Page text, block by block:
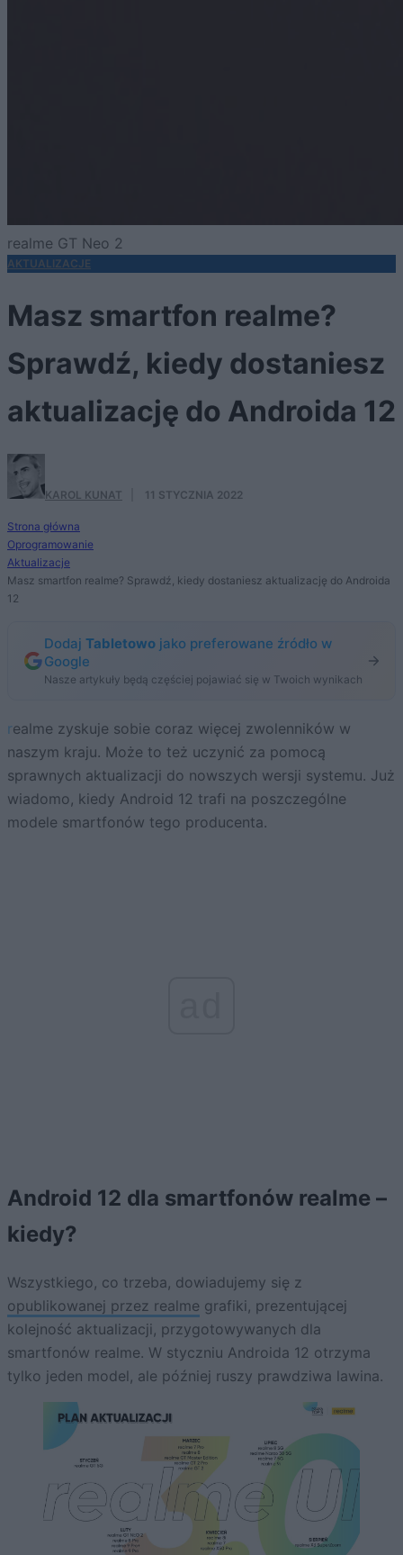
realme GT Neo 2
AKTUALIZACJE
Masz smartfon realme?
Sprawdź, kiedy dostaniesz
aktualizację do Androida 12
KAROL KUNAT 11 STYCZNIA 2022
Strona główna
Oprogramowanie
Aktualizacje
Masz smartfon realme? Sprawdź, kiedy dostaniesz aktualizację do Androida
12
Dodaj Tabletowo jako preferowane źródło w
Google
Nasze artykuły będą częściej pojawiać się w Twoich wynikach
realme zyskuje sobie coraz więcej zwolenników w
naszym kraju. Może to też uczynić za pomocą
sprawnych aktualizacji do nowszych wersji systemu. Już
wiadomo, kiedy Android 12 trafi na poszczególne
modele smartfonów tego producenta.
Android 12 dla smartfonów realme –
kiedy?
Wszystkiego, co trzeba, dowiadujemy się z
opublikowanej przez realme grafiki, prezentującej
kolejność aktualizacji, przygotowywanych dla
smartfonów realme. W styczniu Androida 12 otrzyma
tylko jeden model, ale później ruszy prawdziwa lawina.